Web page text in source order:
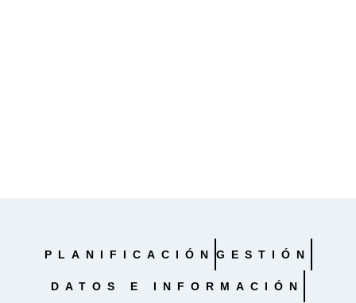
PLANIFICACIÓN GESTIÓN
DATOS E INFORMACIÓN